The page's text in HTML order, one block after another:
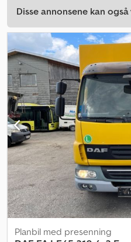
Disse annonsene kan
Planbil med presenning